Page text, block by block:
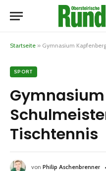
Startseite » Gymnasium
SPORT
Tischtennis
von Philip Aschenbrenner